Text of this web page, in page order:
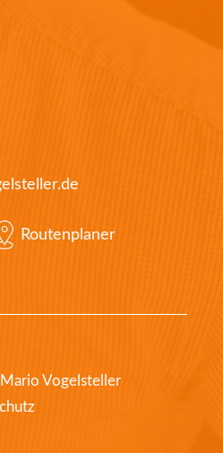
Routenplaner
Vogelsteller